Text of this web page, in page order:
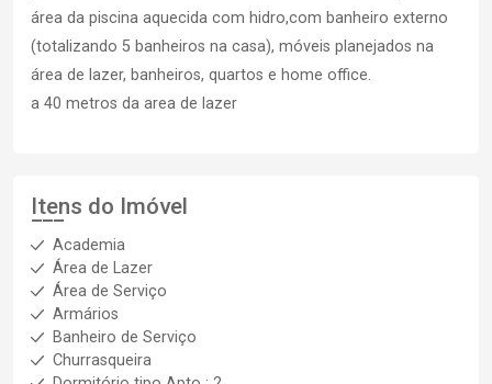
área da piscina aquecida com hidro,com banheiro externo
(totalizando 5 banheiros na casa), móveis planejados na
área de lazer, banheiros, quartos e home office.
a 40 metros da area de lazer
Itens do Imóvel
Academia
Área de Lazer
Área de Serviço
Armários
Banheiro de Serviço
Churrasqueira